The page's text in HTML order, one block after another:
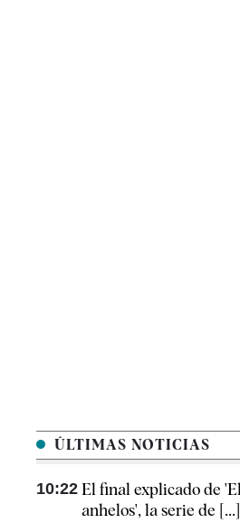
ÚLTIMAS NOTICIAS
10:22 El final explicado de
anhelos', la serie de [...]